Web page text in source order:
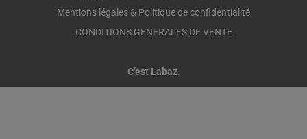
Mentions légales & Politique de confidentialité
CONDITIONS GENERALES DE VENTE
C’est Labaz.